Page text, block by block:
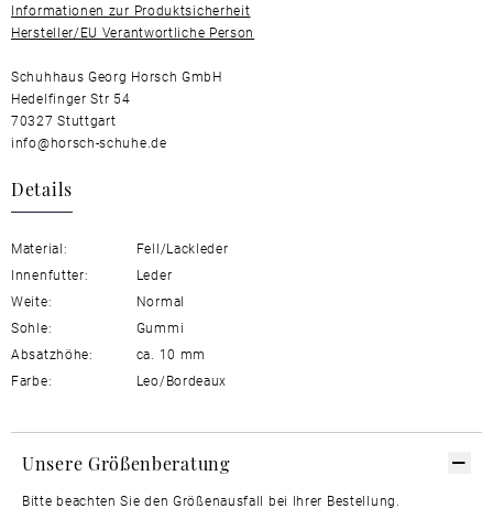
Informationen zur Produktsicherheit
Hersteller/EU Verantwortliche Person
Schuhhaus Georg Horsch GmbH
Hedelfinger Str 54
70327 Stuttgart
info@horsch-schuhe.de
Details
Material:
Fell/Lackleder
Innenfutter:
Leder
Weite:
Normal
Sohle:
Gummi
Absatzhöhe:
ca. 10 mm
Farbe:
Leo/Bordeaux
Unsere Größenberatung
Bitte beachten Sie den Größenausfall bei Ihrer Bestellung.